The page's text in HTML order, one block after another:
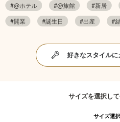
#@ホテル
#@旅館 #新居
#開業
#誕生日 #出産 #
好きなスタイル
サイズを選択し
サイズ選択